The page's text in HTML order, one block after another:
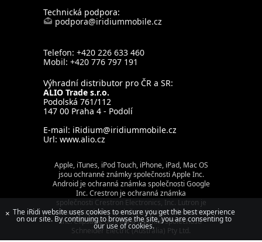
Technická podpora:
podpora@iridiummobile.cz
Telefon: +420 226 633 460
Mobil: +420 776 797 191
Výhradní distributor pro ČR a SR:
ALIO Trade s.r.o.
Podolská 761/112
147 00 Praha 4 - Podolí
E-mail: iRidium@iridiummobile.cz
Url: www.alio.cz
Apple, iTunes, iPod Touch, iPhone, iPad, Mac OS
jsou ochranné známky společnosti Apple Inc.
Android je ochranná známka společnosti Google
Inc. Crestron je ochranná známka
společnosti Crestron Electronics, Inc. Lutron je
ochranná známka společnosti Lutron Electronics,
Inc. Clipsal je ochranná známka společnosti
Schneider Electric (Australia) Pty Ltd.
× The iRidi website uses cookies to ensure you get the best experience
on our site. By continuing to browse the site, you are consenting to
our use of cookies.